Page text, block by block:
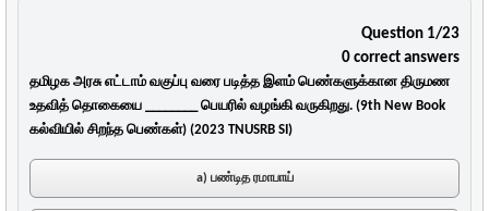
Question 1/23
0 correct answers
தமிழக அரசு எட்டாம் வகுப்பு வரை படித்த இளம் பெண்களுக்கான திருமண
உதவித் தொகையை ________ பெயரில் வழங்கி வருகிறது. (9th New Book
கல்வியில் சிறந்த பெண்கள்) (2023 TNUSRB SI)
a) பண்டித ரமாபாய்